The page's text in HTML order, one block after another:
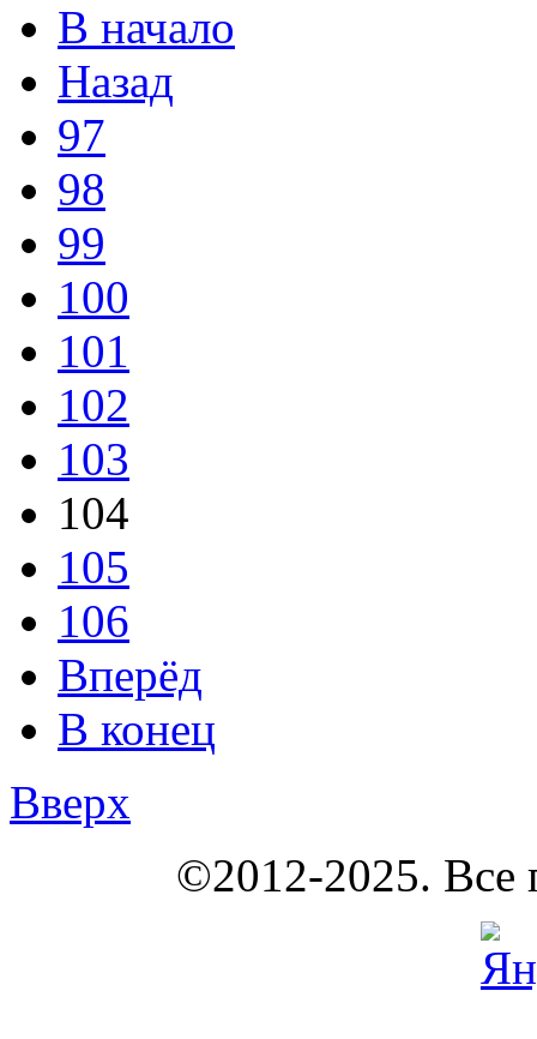
В начало
Назад
97
98
99
100
101
102
103
104
105
106
Вперёд
В конец
Вверх
©2012-2025. Все